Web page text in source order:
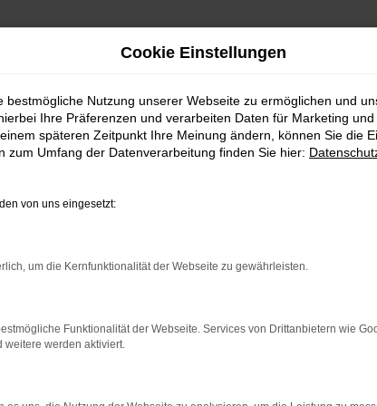
bestimmter Seiten verhindern. Funktioniert die
beheben.
auf dem neuesten Stand sind.
Cookie Einstellungen
bestmögliche Nutzung unserer Webseite zu ermöglichen und
Ihre Präferenzen und verarbeiten Daten für Marketing
späteren Zeitpunkt Ihre Meinung ändern, können Sie die
zum Umfang der Datenverarbeitung finden Sie hier:
von uns eingesetzt:
um die Kernfunktionalität der Webseite zu gewährleisten.
Funktionalität der Webseite. Services von Drittanbietern wie
weitere werden aktiviert.